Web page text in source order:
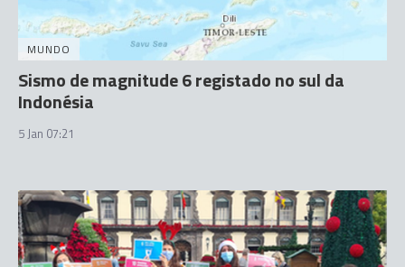
MUNDO
Sismo de magnitude 6 registado no sul da
Indonésia
5 Jan 07:21